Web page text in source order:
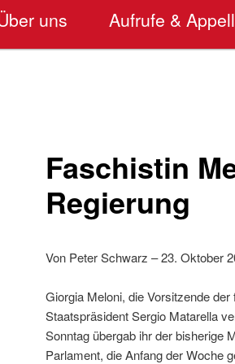
uns Aufrufe &
Faschistin
Regierung
Von Peter Schwarz – 23. Oktober
Giorgia Meloni, die Vorsitzende
Staatspräsident Sergio Matarella
Sonntag übergab ihr der bisherige
Parlament, die Anfang der Woche